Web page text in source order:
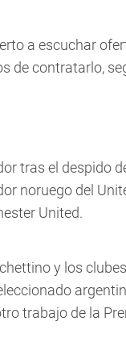
a escuchar
de contratarlo,
tras el despido
noruego del
United.
y los
trabajo de la